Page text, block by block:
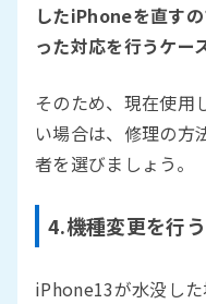
したiPhoneを直す
った対応を行うケー
そのため、現在使用
い場合は、修理の方
者を選びましょう。
4.機種変更を行う
iPhone13が水没し